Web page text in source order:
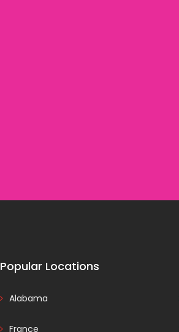
Popular Locations
Alabama
France